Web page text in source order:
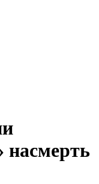
насмерть